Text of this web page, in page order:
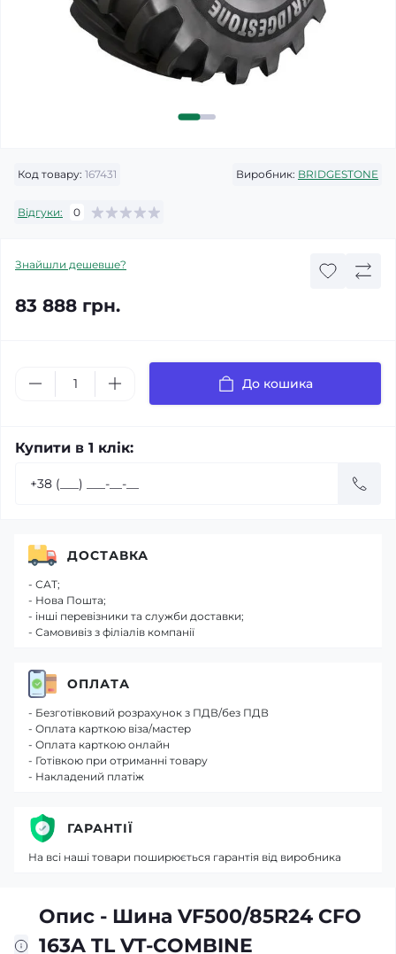
Код товару: 167431 Виробник: BRIDGESTONE
Відгуки: 0
Знайшли дешевше?
83 888 грн.
До кошика
Купити в 1 клік:
Опис - Шина VF500/85R24 CFO
163A TL VT-COMBINE
ДОСТАВКА
- САТ;
- Нова Пошта;
- інші перевізники та служби доставки;
- Самовивіз з філіалів компанії
ОПЛАТА
- Безготівковий розрахунок з ПДВ/без ПДВ
- Оплата карткою віза/мастер
- Оплата карткою онлайн
- Готівкою при отриманні товару
- Накладений платіж
ГАРАНТІЇ
На всі наші товари поширюється гарантія від виробника